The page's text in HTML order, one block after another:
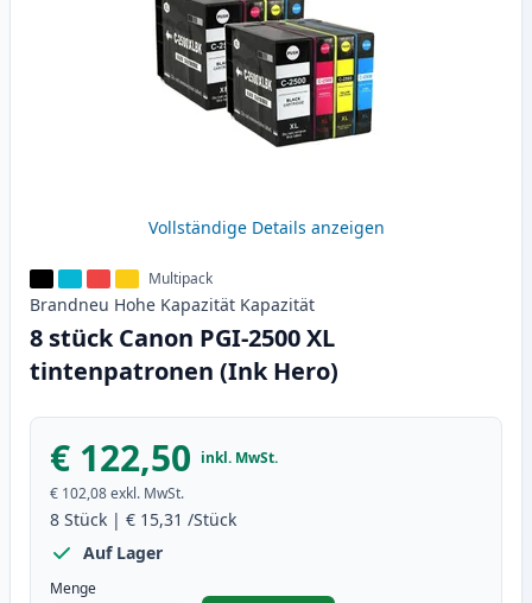
Vollständige Details anzeigen
Multipack
Brandneu Hohe Kapazität Kapazität
8 stück Canon PGI-2500 XL
tintenpatronen (Ink Hero)
€ 122,50 inkl. MwSt.
€ 102,08exkl. MwSt.
8 Stück | € 15,31 /Stück
Auf Lager
Menge